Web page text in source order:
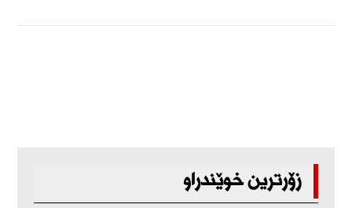
زۆرترین خوێندراو